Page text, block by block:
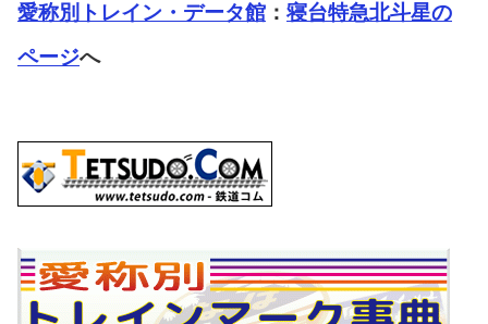
愛称別トレイン・データ館 ： 寝台特急北斗星の
ページへ